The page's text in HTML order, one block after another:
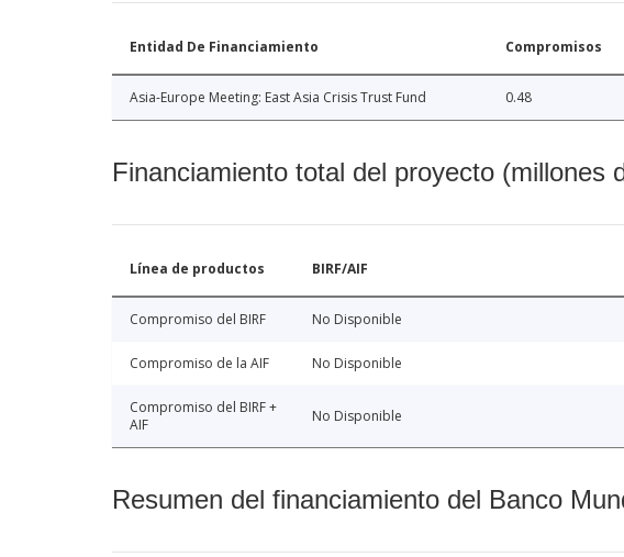
Entidad De Financiamiento Compromisos
Asia-Europe Meeting: East Asia Crisis Trust Fund 0.48
Financiamiento total del proyecto (millones
Línea de productos BIRF/AIF
Compromiso del BIRF No Disponible
Compromiso de la AIF No Disponible
Compromiso del BIRF +
AIF
No Disponible
Resumen del financiamiento del Banco